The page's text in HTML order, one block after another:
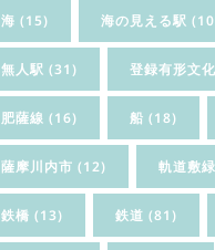
海 (15) 海の見える駅
無人駅 (31) 登録有形文
肥薩線 (16) 船 (18)
薩摩川内市 (12) 軌道敷
鉄橋 (13) 鉄道 (81)